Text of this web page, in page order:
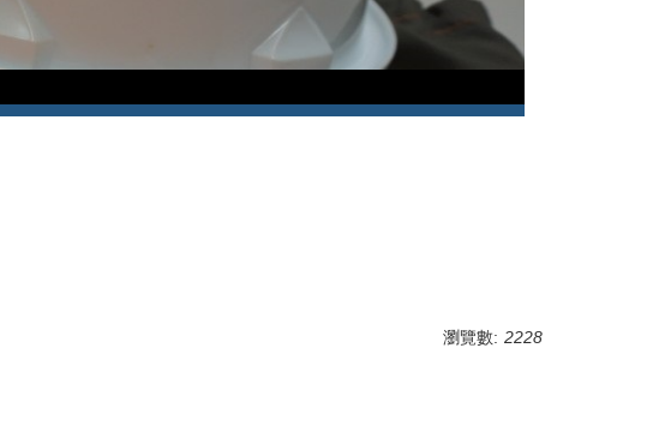
瀏覽數: 2228